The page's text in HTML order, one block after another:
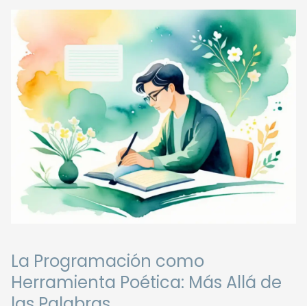
La Programación como
Herramienta Poética: Más Allá de